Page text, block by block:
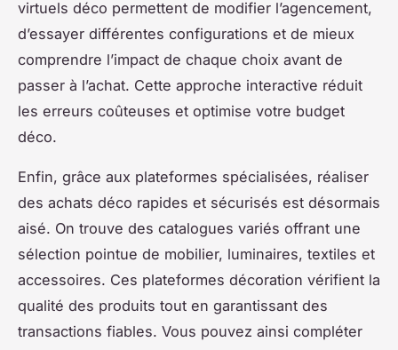
virtuels déco permettent de modifier l’agencement,
d’essayer différentes configurations et de mieux
comprendre l’impact de chaque choix avant de
passer à l’achat. Cette approche interactive réduit
les erreurs coûteuses et optimise votre budget
déco.
Enfin, grâce aux plateformes spécialisées, réaliser
des achats déco rapides et sécurisés est désormais
aisé. On trouve des catalogues variés offrant une
sélection pointue de mobilier, luminaires, textiles et
accessoires. Ces plateformes décoration vérifient la
qualité des produits tout en garantissant des
transactions fiables. Vous pouvez ainsi compléter